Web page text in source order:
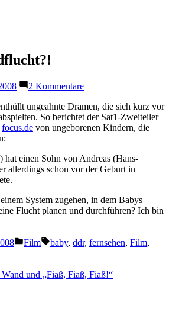
2 Kommentarezu
Landflucht?!
ungeahnte Dramen, die sich kurz vor
So berichtet der Sat1-Zweiteiler
focus.de von ungeborenen Kindern, die
einen Sohn von Andreas (Hans-
allerdings schon vor der Geburt in
System zugehen, in dem Babys
Flucht planen und durchführen? Ich bin
Veröffentlicht
Film Schlagwörter:
baby, ddr, fernsehen, Film,
und „Fiaß, Fiaß, Fiaß!“